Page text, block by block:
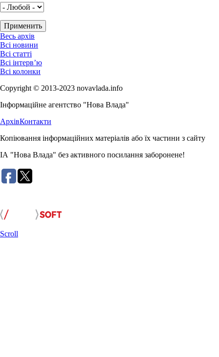
Весь архів
Всі новини
Всі статті
Всі інтерв’ю
Всі колонки
Copyright © 2013-2023 novavlada.info
Інформаційне агентство "Нова Влада"
АрхівКонтакти
Копіювання інформаційних матеріалів або їх частини з сайту
ІА "Нова Влада" без активного посилання заборонене!
Scroll